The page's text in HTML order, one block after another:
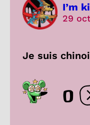
I’m
29
Je suis
0